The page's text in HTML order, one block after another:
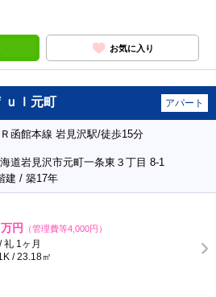
お気に入り
ｕｌ元町 アパート
Ｒ函館本線 岩見沢駅/徒歩15分
道岩見沢市元町一条東３丁目 8-1
建 / 築17年
万円 （管理費等4,000円）
礼 1ヶ月
/ 23.18㎡